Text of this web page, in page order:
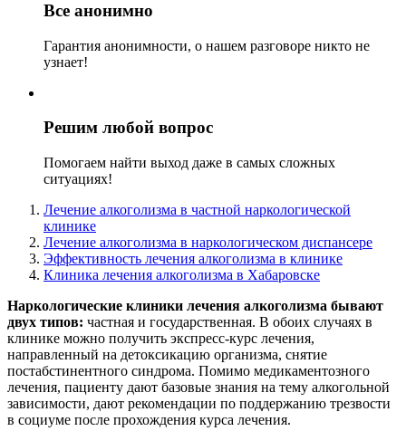
Все анонимно
Гарантия анонимности, о нашем разговоре никто не
узнает!
Решим любой вопрос
Помогаем найти выход даже в самых сложных
ситуациях!
Лечение алкоголизма в частной наркологической
клинике
Лечение алкоголизма в наркологическом диспансере
Эффективность лечения алкоголизма в клинике
Клиника лечения алкоголизма в Хабаровске
Наркологические клиники лечения алкоголизма бывают
двух типов: частная и государственная. В обоих случаях в
клинике можно получить экспресс-курс лечения,
направленный на детоксикацию организма, снятие
постабстинентного синдрома. Помимо медикаментозного
лечения, пациенту дают базовые знания на тему алкогольной
зависимости, дают рекомендации по поддержанию трезвости
в социуме после прохождения курса лечения.